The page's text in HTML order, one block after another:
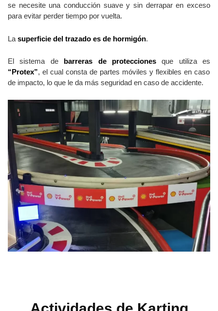
se necesite una conducción suave y sin derrapar en exceso
para evitar perder tiempo por vuelta.
La superficie del trazado es de hormigón.
El sistema de barreras de proteccionesque utiliza es
“Protex”, el cual consta de partes móviles y flexibles en caso
de impacto, lo que le da más seguridad en caso de accidente.